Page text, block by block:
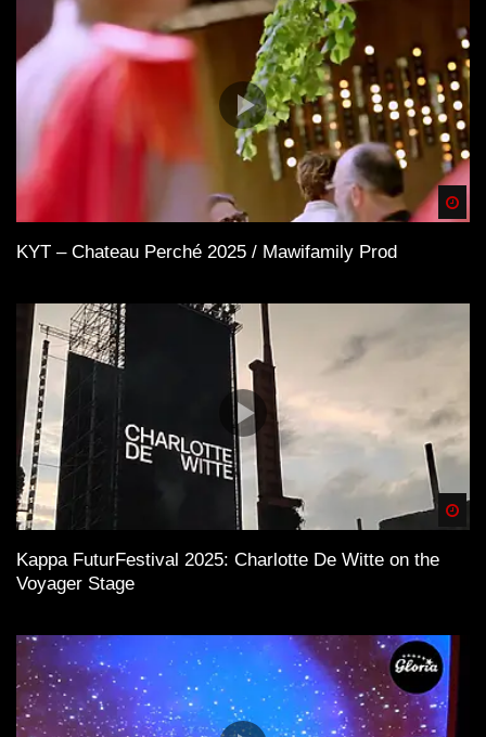
KYT – Chateau Perché 2025 / Mawifamily Prod
Kappa FuturFestival 2025: Charlotte De Witte on the
Voyager Stage